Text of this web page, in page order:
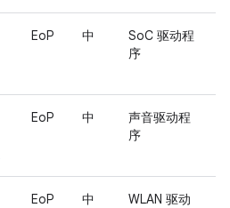
EoP 中
SoC 驱动程
序
EoP 中
声音驱动程
序
EoP 中
WLAN 驱动